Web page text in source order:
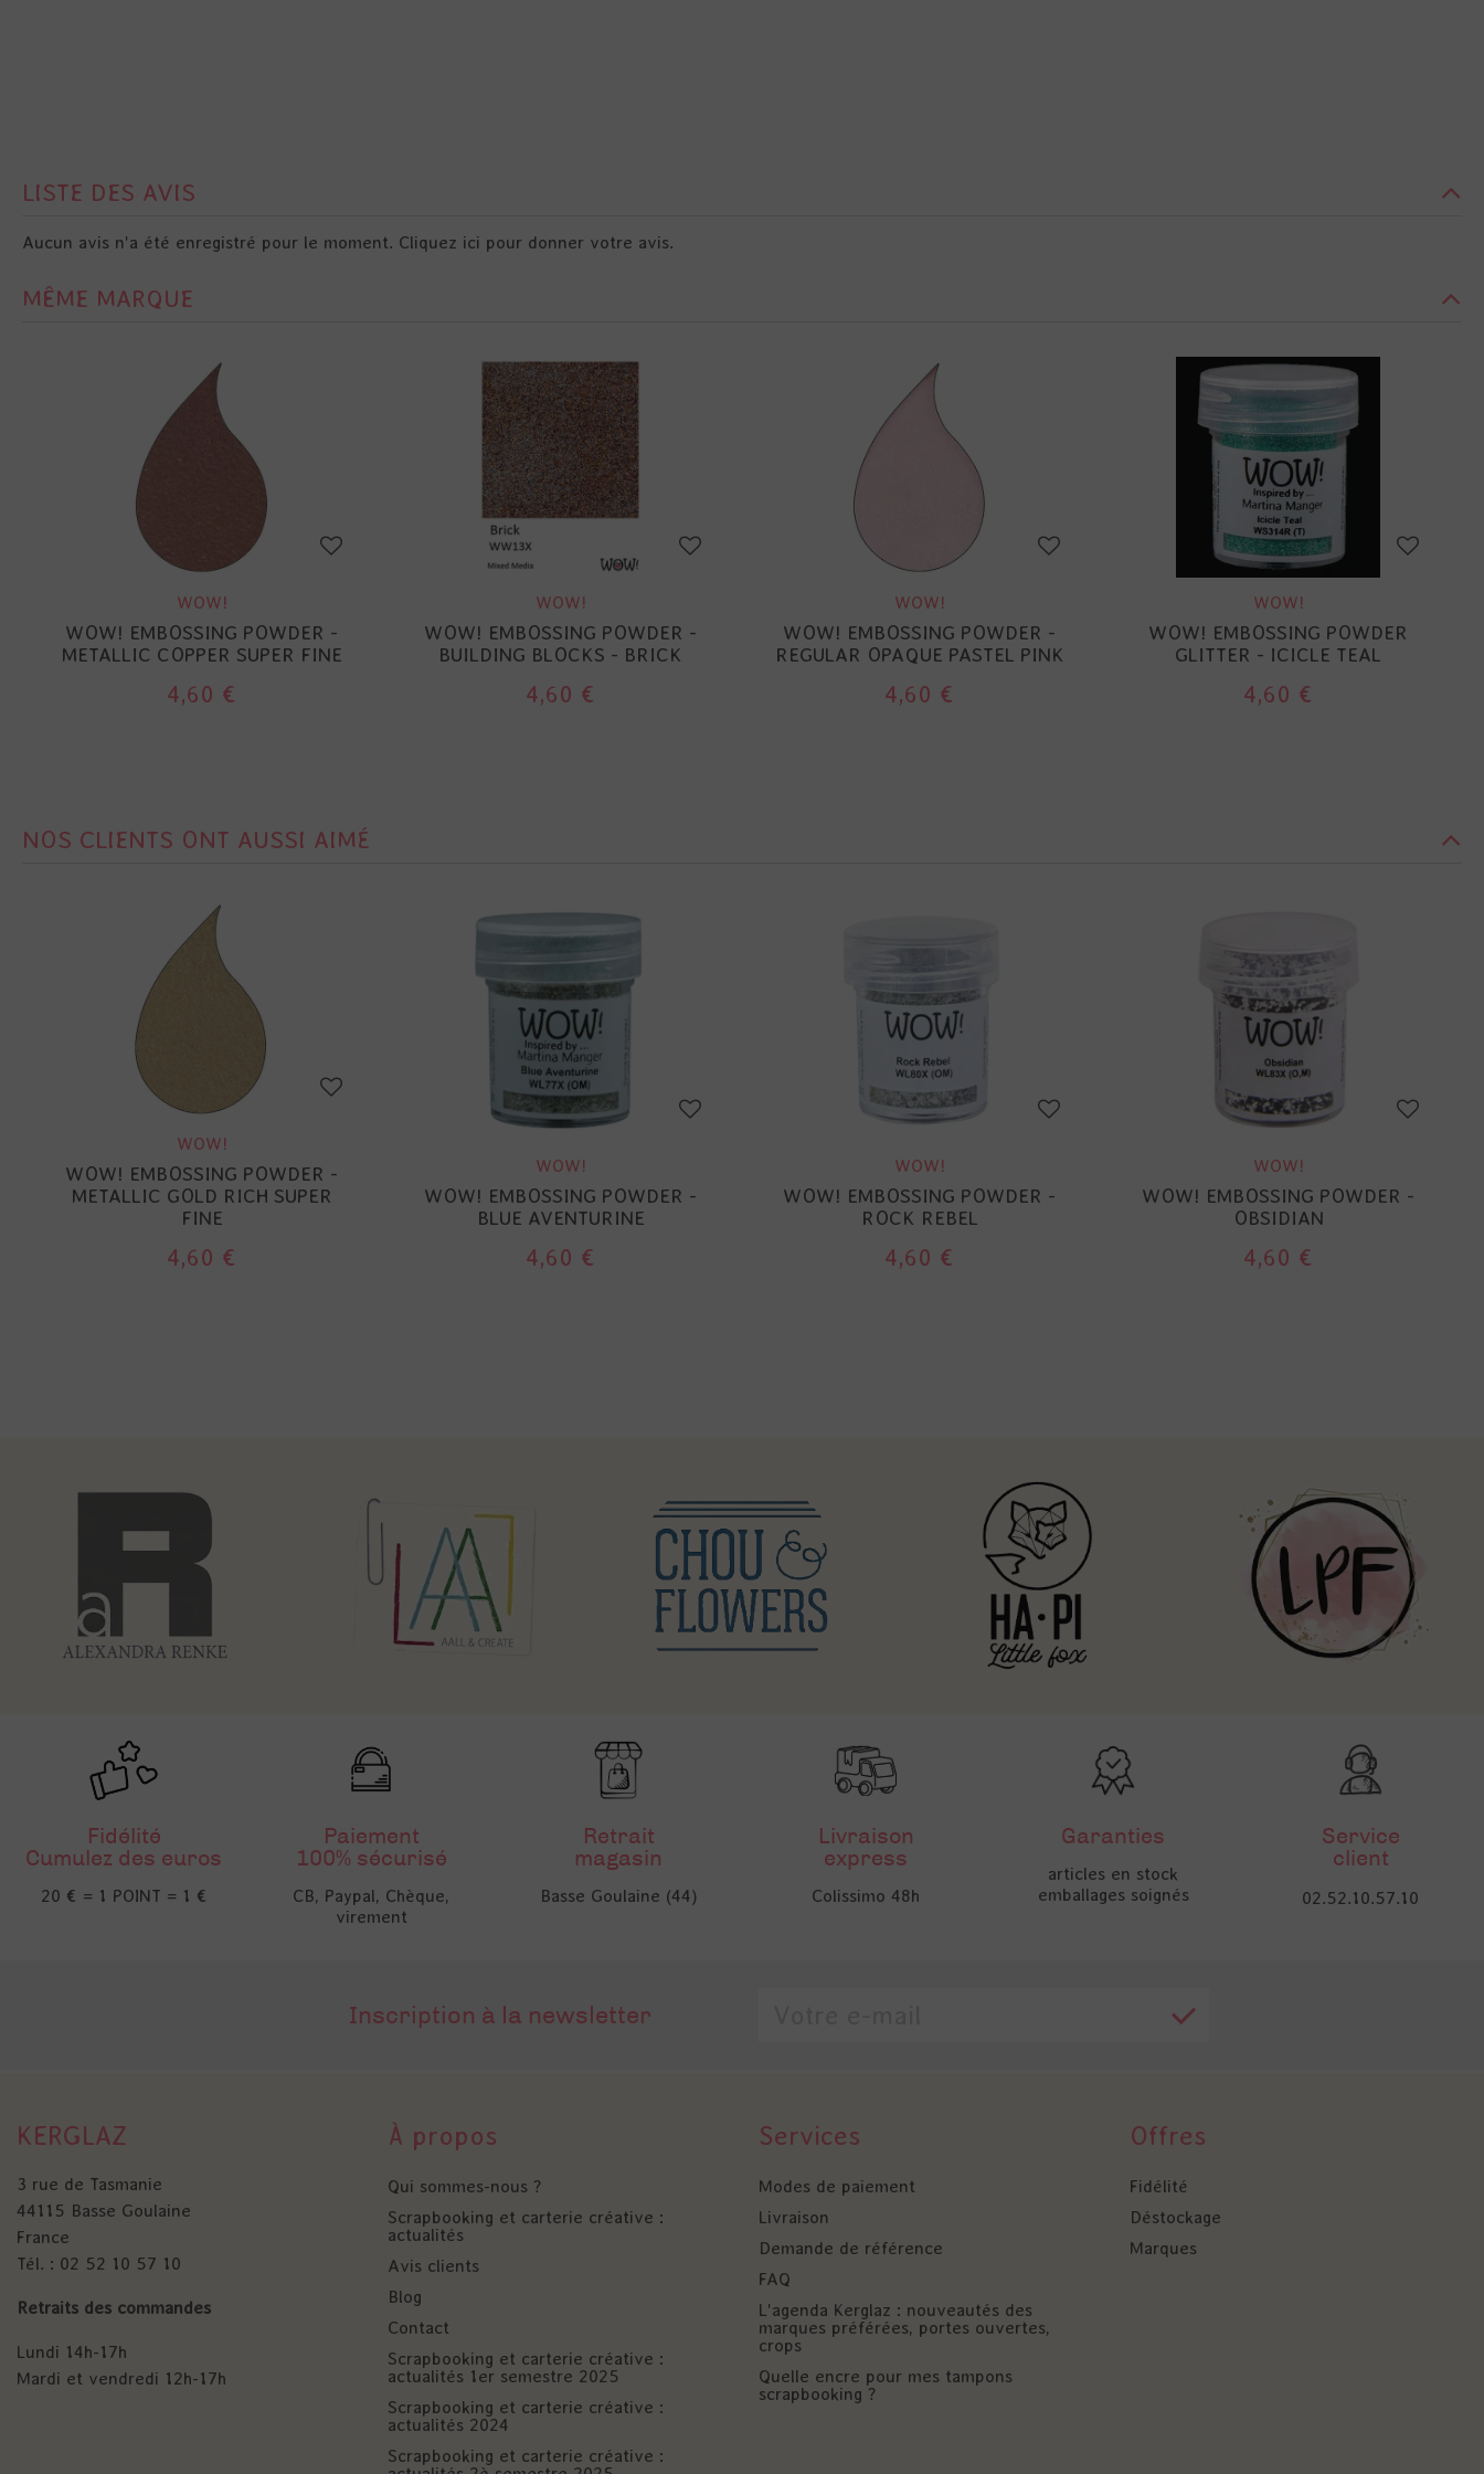
LISTE DES AVIS
Aucun avis n'a été enregistré pour le moment. Cliquez ici pour donner votre avis.
MÊME MARQUE
WOW!
WOW! EMBOSSING POWDER -
METALLIC COPPER SUPER FINE
4,60 €
WOW!
WOW! EMBOSSING POWDER -
BUILDING BLOCKS - BRICK
4,60 €
WOW!
WOW! EMBOSSING POWDER -
REGULAR OPAQUE PASTEL PINK
4,60 €
WOW!
WOW! EMBOSSING POWDER
GLITTER - ICICLE TEAL
4,60 €
NOS CLIENTS ONT AUSSI AIMÉ
WOW!
WOW! EMBOSSING POWDER -
METALLIC GOLD RICH SUPER
FINE
4,60 €
WOW!
WOW! EMBOSSING POWDER -
BLUE AVENTURINE
4,60 €
WOW!
WOW! EMBOSSING POWDER -
ROCK REBEL
4,60 €
WOW!
WOW! EMBOSSING POWDER -
OBSIDIAN
4,60 €
Fidélité
Cumulez des euros
20 € = 1 POINT = 1 €
Paiement
100% sécurisé
CB, Paypal, Chèque,
virement
Retrait
magasin
Basse Goulaine (44)
Livraison
express
Colissimo 48h
Garanties
articles en stock
emballages soignés
Service
client
02.52.10.57.10
Inscription à la newsletter
KERGLAZ
3 rue de Tasmanie
44115 Basse Goulaine
France
Tél. : 02 52 10 57 10
Retraits des commandes
Lundi 14h-17h
Mardi et vendredi 12h-17h
À propos
Qui sommes-nous ?
Scrapbooking et carterie créative :
actualités
Avis clients
Blog
Contact
Scrapbooking et carterie créative :
actualités 1er semestre 2025
Scrapbooking et carterie créative :
actualités 2024
Scrapbooking et carterie créative :
Services
Modes de paiement
Livraison
Demande de référence
FAQ
L'agenda Kerglaz : nouveautés des
marques préférées, portes ouvertes,
crops
Quelle encre pour mes tampons
scrapbooking ?
Offres
Fidélité
Déstockage
Marques